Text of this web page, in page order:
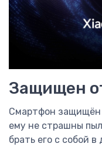
Защищен
Смартфон защищён
ему не страшны
брать его с собой